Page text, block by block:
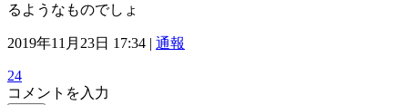
るようなものでしょ
2019年11月23日 17:34 | 通報
24
コメントを入力